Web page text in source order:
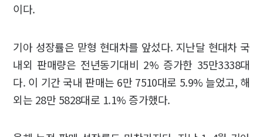
이다.
기아 성장률은 맏형 현대차를 앞섰다. 지난달 현대차 국
내외 판매량은 전년동기대비 2% 증가한 35만3338대
다. 이 기간 국내 판매는 6만 7510대로 5.9% 늘었고, 해
외는 28만 5828대로 1.1% 증가했다.